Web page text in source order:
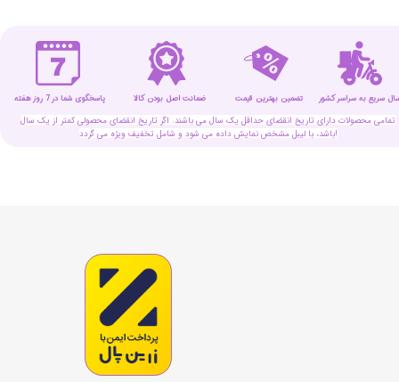
تمامی محصولات دارای تاریخ انقضای حداقل یک سال می باشند. اگر تاریخ انقضای محصولی کمتر از یک سال
باشد، با لیبل مشخص نمایش داده می شود و شامل تخفیف ویژه می گردد!
ضمانت اصل بودن کالا تضمین بهترین قیمت پاسخگوی شما در 7 روز هفته سریع به سراسر کشور